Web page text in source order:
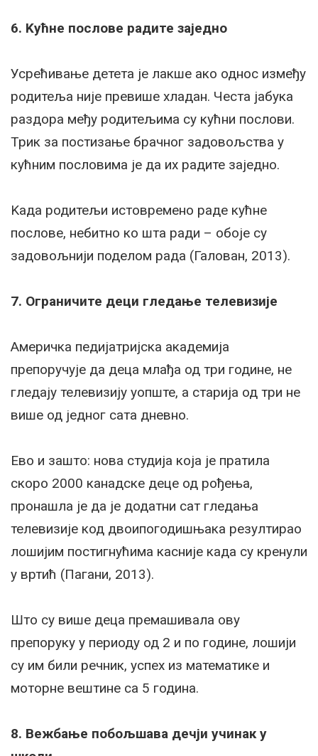
6. Kућне послове радите заједно
Усрећивање детета је лакше ако однос између
родитеља није превише хладан. Честа јабука
раздора међу родитељима су кућни послови.
Трик за постизање брачног задовољства у
кућним пословима је да их радите заједно.
Kада родитељи истовремено раде кућне
послове, небитно ко шта ради – обоје су
задовољнији поделом рада (Галован, 2013).
7. Ограничите деци гледање телевизије
Америчка педијатријска академија
препоручује да деца млађа од три године, не
гледају телевизију уопште, а старија од три не
више од једног сата дневно.
Ево и зашто: нова студија која је пратила
скоро 2000 канадске деце од рођења,
пронашла је да је додатни сат гледања
телевизије код двоипогодишњака резултирао
лошијим постигнућима касније када су кренули
у вртић (Пагани, 2013).
Што су више деца премашивала ову
препоруку у периоду од 2 и по године, лошији
су им били речник, успех из математике и
моторне вештине са 5 година.
8. Вежбање побољшава дечји учинак у